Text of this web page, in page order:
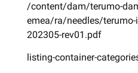
/content/dam/terumo-
emea/ra/needles/
202305-rev01.pdf
listing-container-